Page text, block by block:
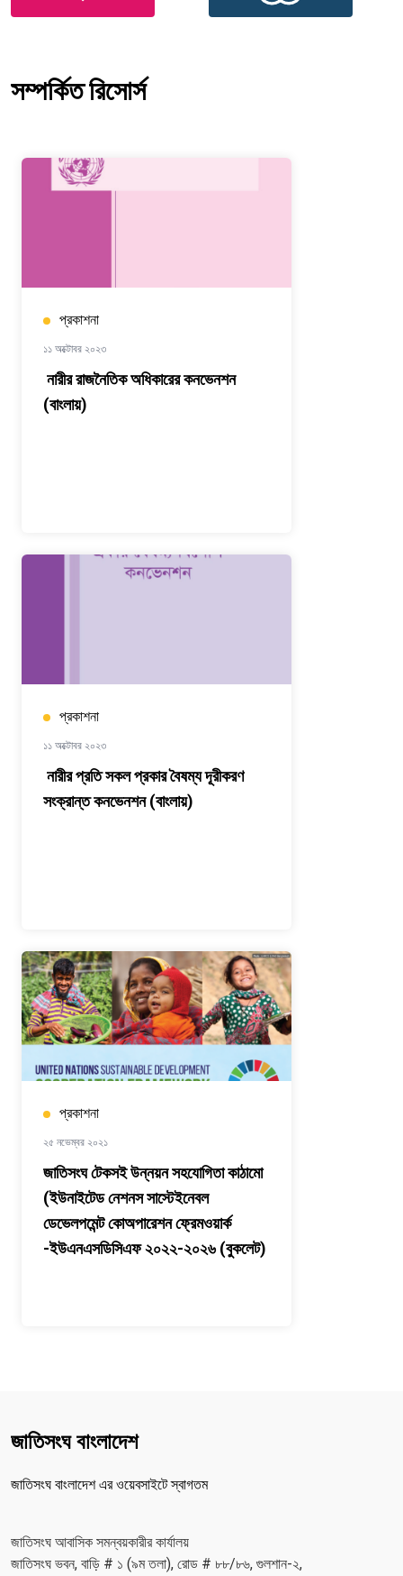
সম্পর্কিত রিসোর্স
প্রকাশনা
১১ অক্টোবর ২০২৩
নারীর রাজনৈতিক অধিকারের কনভেনশন
(বাংলায়)
প্রকাশনা
১১ অক্টোবর ২০২৩
নারীর প্রতি সকল প্রকার বৈষম্য দূরীকরণ
সংক্রান্ত কনভেনশন (বাংলায়)
প্রকাশনা
২৫ নভেম্বর ২০২১
জাতিসংঘ টেকসই উন্নয়ন সহযোগিতা কাঠামো
(ইউনাইটেড নেশনস সাস্টেইনেবল
ডেভেলপমেন্ট কোঅপারেশন ফ্রেমওয়ার্ক
-ইউএনএসডিসিএফ ২০২২-২০২৬ (বুকলেট)
জাতিসংঘ বাংলাদেশ
জাতিসংঘ বাংলাদেশ এর ওয়েবসাইটে স্বাগতম
জাতিসংঘ আবাসিক সমন্বয়কারীর কার্যালয়
জাতিসংঘ ভবন, বাড়ি # ১ (৯ম তলা), রোড # ৮৮/৮৬, গুলশান-২,